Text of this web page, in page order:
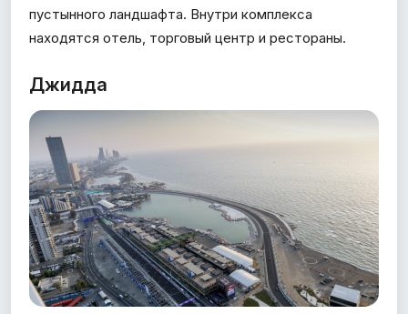
пустынного ландшафта. Внутри комплекса
находятся отель, торговый центр и рестораны.
Джидда